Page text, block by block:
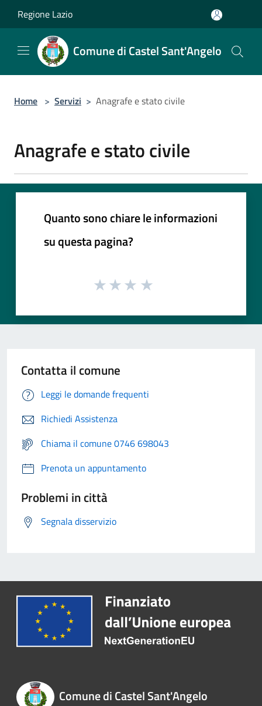
Regione Lazio
Comune di Castel Sant'Angelo
Home > Servizi > Anagrafe e stato civile
Anagrafe e stato civile
Quanto sono chiare le informazioni
su questa pagina?
Contatta il comune
Leggi le domande frequenti
Richiedi Assistenza
Chiama il comune 0746 698043
Prenota un appuntamento
Problemi in città
Segnala disservizio
Comune di Castel Sant'Angelo